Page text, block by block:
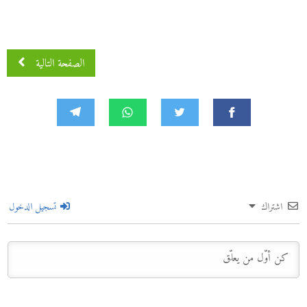
الصفحة التالية
اشتراك تسجيل الدخول